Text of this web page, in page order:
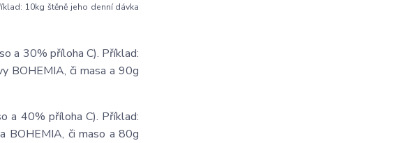
10kg štěně jeho denní dávka
a 30% příloha C). Příklad:
BOHEMIA, či masa a 90g
a 40% příloha C). Příklad:
BOHEMIA, či maso a 80g